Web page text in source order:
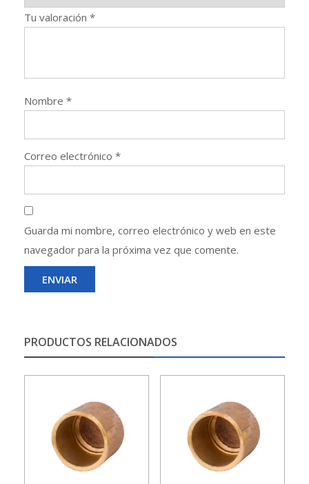
Tu valoración *
Nombre *
Correo electrónico *
Guarda mi nombre, correo electrónico y web en este
navegador para la próxima vez que comente.
PRODUCTOS RELACIONADOS